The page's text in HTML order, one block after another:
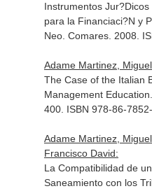
Instrumentos
para la Financiaci?N y
Neo. Comares. 2008.
Adame Martinez,
The Case of the Italian
Management
400. ISBN 978-86-
Adame Martinez,
Francisco David:
La Compatibilidad de
Saneamiento con los